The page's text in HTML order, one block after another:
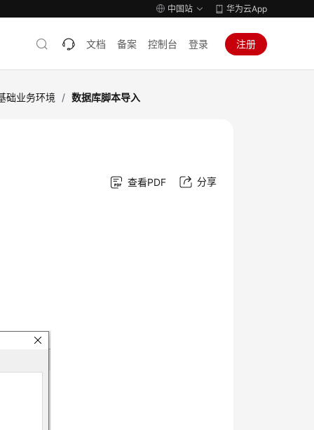
中国站 华为云App
文档 备案 控制台 登录 注册
础业务环境 / 数据库脚本导入
查看PDF 分享